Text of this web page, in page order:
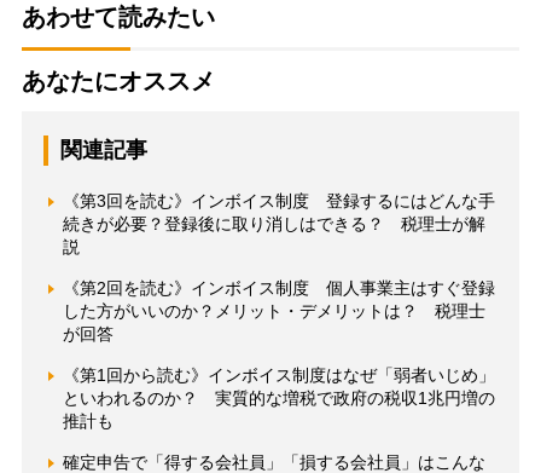
あわせて読みたい
あなたにオススメ
関連記事
《第3回を読む》インボイス制度 登録するにはどんな手
続きが必要？登録後に取り消しはできる？ 税理士が解
説
《第2回を読む》インボイス制度 個人事業主はすぐ登録
した方がいいのか？メリット・デメリットは？ 税理士
が回答
《第1回から読む》インボイス制度はなぜ「弱者いじめ」
といわれるのか？ 実質的な増税で政府の税収1兆円増の
推計も
確定申告で「得する会社員」「損する会社員」はこんな